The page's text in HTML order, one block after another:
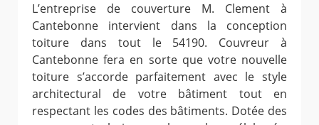
L’entreprise de couverture M. Clement à
Cantebonne intervient dans la conception
toiture dans tout le 54190. Couvreur à
Cantebonne fera en sorte que votre nouvelle
toiture s’accorde parfaitement avec le style
architectural de votre bâtiment tout en
respectant les codes des bâtiments. Dotée des